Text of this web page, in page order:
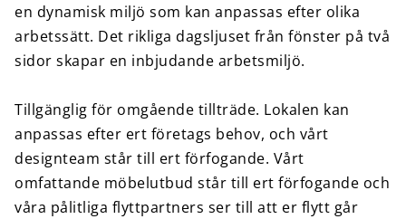
en dynamisk miljö som kan anpassas efter olika
arbetssätt. Det rikliga dagsljuset från fönster på två
sidor skapar en inbjudande arbetsmiljö.
Tillgänglig för omgående tillträde. Lokalen kan
anpassas efter ert företags behov, och vårt
designteam står till ert förfogande. Vårt
omfattande möbelutbud står till ert förfogande och
våra pålitliga flyttpartners ser till att er flytt går